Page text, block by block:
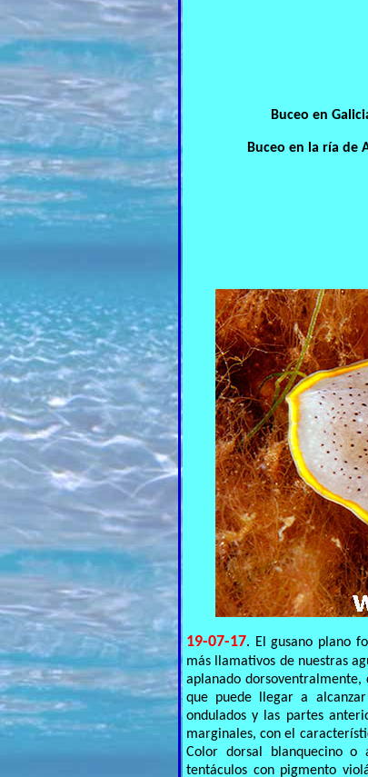
Buceo en
Buceo en la ría de
19-07-17. El gusano plano
más llamativos de nuestras
aplanado
que puede llegar a
ondulados y las partes
marginales, con el
Color dorsal blanquecino o
tentáculos con pigmento